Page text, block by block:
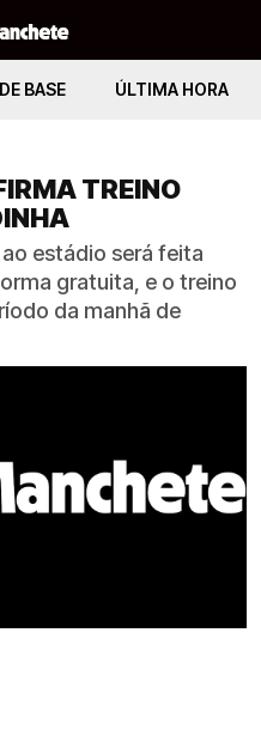
BASE ÚLTIMA HORA
TREINO
estádio será feita
gratuita, e o treino
da manhã de